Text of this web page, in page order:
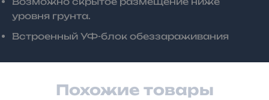
уровня грунта.
Встроенный УФ-блок обеззараживания
Похожие товары